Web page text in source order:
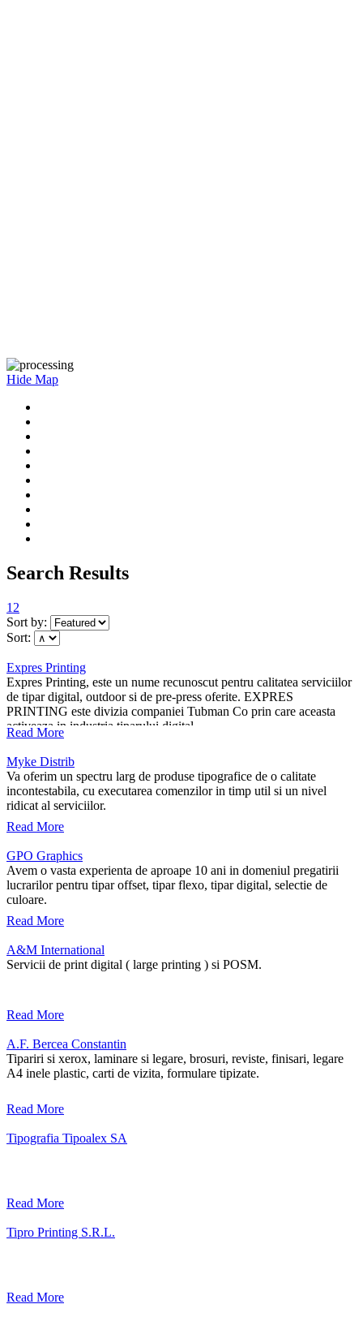
Hide Map
Search Results
1 2
Sort by:
Sort:
Expres Printing
Expres Printing, este un nume recunoscut pentru calitatea serviciilor
de tipar digital, outdoor si de pre-press oferite. EXPRES
PRINTING este divizia companiei Tubman Co prin care aceasta
activeaza in industria tiparului digital.
Read More
Myke Distrib
Va oferim un spectru larg de produse tipografice de o calitate
incontestabila, cu executarea comenzilor in timp util si un nivel
ridicat al serviciilor.
Read More
GPO Graphics
Avem o vasta experienta de aproape 10 ani in domeniul pregatirii
lucrarilor pentru tipar offset, tipar flexo, tipar digital, selectie de
culoare.
Read More
A&M International
Servicii de print digital ( large printing ) si POSM.
Read More
A.F. Bercea Constantin
Tipariri si xerox, laminare si legare, brosuri, reviste, finisari, legare
A4 inele plastic, carti de vizita, formulare tipizate.
Read More
Tipografia Tipoalex SA
Read More
Tipro Printing S.R.L.
Read More